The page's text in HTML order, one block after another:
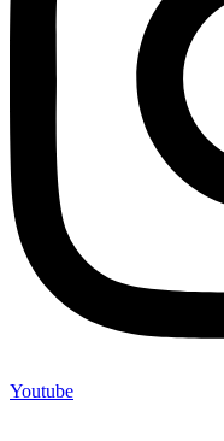
Youtube